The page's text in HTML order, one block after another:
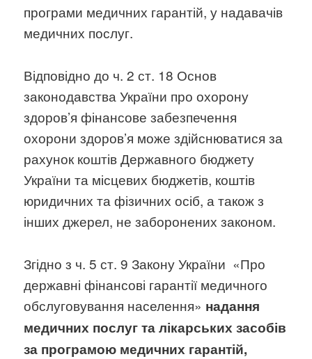
програми медичних гарантій, у надавачів
медичних послуг.
Відповідно до ч. 2 ст. 18 Основ
законодавства України про охорону
здоров’я фінансове забезпечення
охорони здоров’я може здійснюватися за
рахунок коштів Державного бюджету
України та місцевих бюджетів, коштів
юридичних та фізичних осіб, а також з
інших джерел, не заборонених законом.
Згідно з ч. 5 ст. 9 Закону України «Про
державні фінансові гарантії медичного
обслуговування населення» надання
медичних послуг та лікарських засобів
за програмою медичних гарантій,